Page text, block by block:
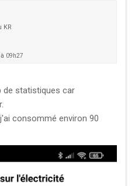
KR
à 09h27
de statistiques car
consommé environ 90